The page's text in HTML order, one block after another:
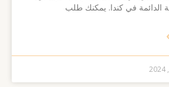
الدائمة في كندا. يمكنك طلب